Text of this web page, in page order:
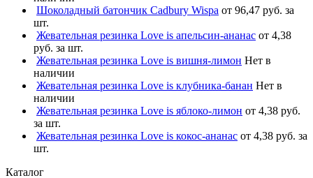
Шоколадный батончик Cadbury Wispa от 96,47 руб. за
шт.
Жевательная резинка Love is апельсин-ананас от 4,38
руб. за шт.
Жевательная резинка Love is вишня-лимон Нет в
наличии
Жевательная резинка Love is клубника-банан Нет в
наличии
Жевательная резинка Love is яблоко-лимон от 4,38 руб.
за шт.
Жевательная резинка Love is кокос-ананас от 4,38 руб. за
шт.
Каталог